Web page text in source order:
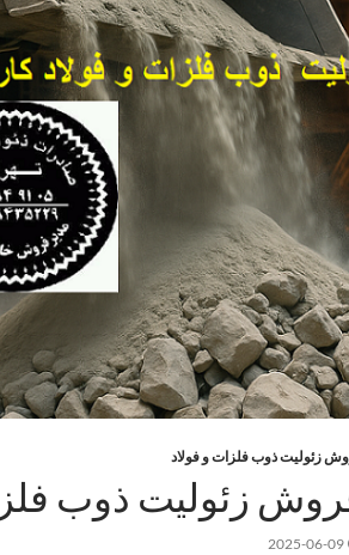
زئولیت ذوب فلزات و فولاد
زئولیت ذوب
2025-06-09